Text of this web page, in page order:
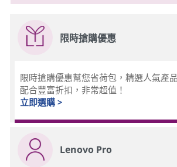
限時搶購優惠
限時搶購優惠幫您省荷包，精選人氣產
配合豐富折扣，非常超值！
立即選購 >
Lenovo Pro